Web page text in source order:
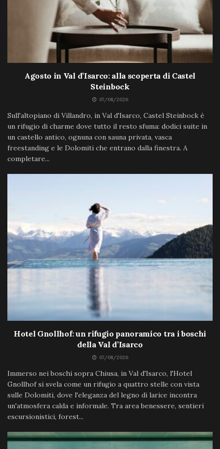
Agosto in Val d’Isarco: alla scoperta di Castel
Steinbock
07/08/2026
Sull'altopiano di Villandro, in Val d'Isarco, Castel Steinbock è
un rifugio di charme dove tutto il resto sfuma: dodici suite in
un castello antico, ognuna con sauna privata, vasca
freestanding e le Dolomiti che entrano dalla finestra. A
completare...
Hotel Gnollhof: un rifugio panoramico tra i boschi
della Val d’Isarco
07/08/2026
Immerso nei boschi sopra Chiusa, in Val d'Isarco, l'Hotel
Gnollhof si svela come un rifugio a quattro stelle con vista
sulle Dolomiti, dove l'eleganza del legno di larice incontra
un'atmosfera calda e informale. Tra area benessere, sentieri
escursionistici, forest...